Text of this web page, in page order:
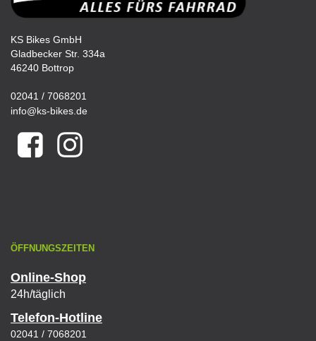
KS Bikes GmbH
Gladbecker Str. 334a
46240 Bottrop
02041 / 7068201
info@ks-bikes.de
ÖFFNUNGSZEITEN
Online-Shop
24h/täglich
Telefon-Hotline
02041 / 7068201